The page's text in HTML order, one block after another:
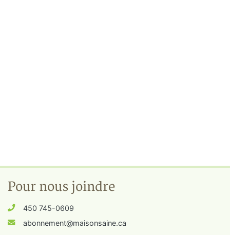
Pour nous joindre
450 745-0609
abonnement@maisonsaine.ca